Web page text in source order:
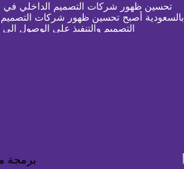
تحسين ظهور شركات التصميم الداخلي في
بالسعودية أصبح تحسين ظهور شركات التصميم
التصميم والتنفيذ على الوصول